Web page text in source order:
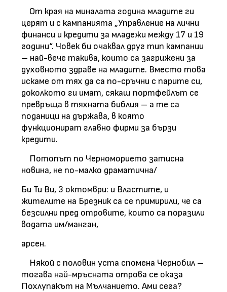
От края на миналата година младите ги
церят и с кампанията „Управление на лични
финанси и кредити за младежи между 17 и 19
години“. Човек би очаквал друг тип кампании
– най-вече такива, които са загрижени за
духовното здраве на младите. Вместо това
искаме от тях да са по-сръчни с парите си,
доколкото ги имат, сякаш портфейлът се
превръща в тяхната библия – а те са
поданици на държава, в която
функционират главно фирми за бързи
кредити.
Потопът по Черноморието затисна
новина, не по-малко драматична/
Би Ти Ви, 3 октомври: и Властите, и
жителите на Брезник са се примирили, че са
безсилни пред отровите, които са поразили
водата им/манган,
арсен.
Някой с половин уста спомена Чернобил –
тогава най-мръсната отрова се оказа
Похлупакът на Мълчанието. Ами сега?